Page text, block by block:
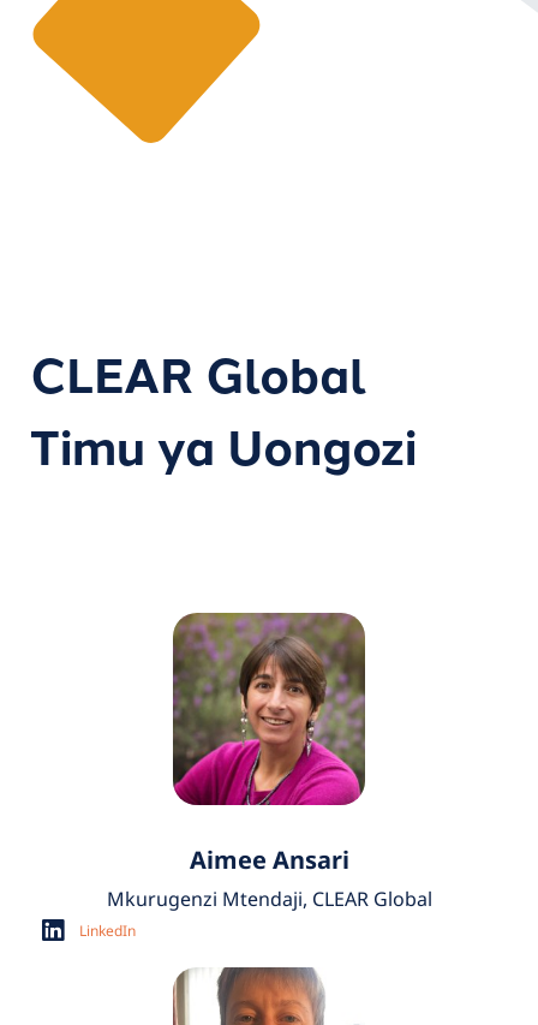
CLEAR Global
Timu ya Uongozi
Aimee Ansari
Mkurugenzi Mtendaji, CLEAR Global
LinkedIn